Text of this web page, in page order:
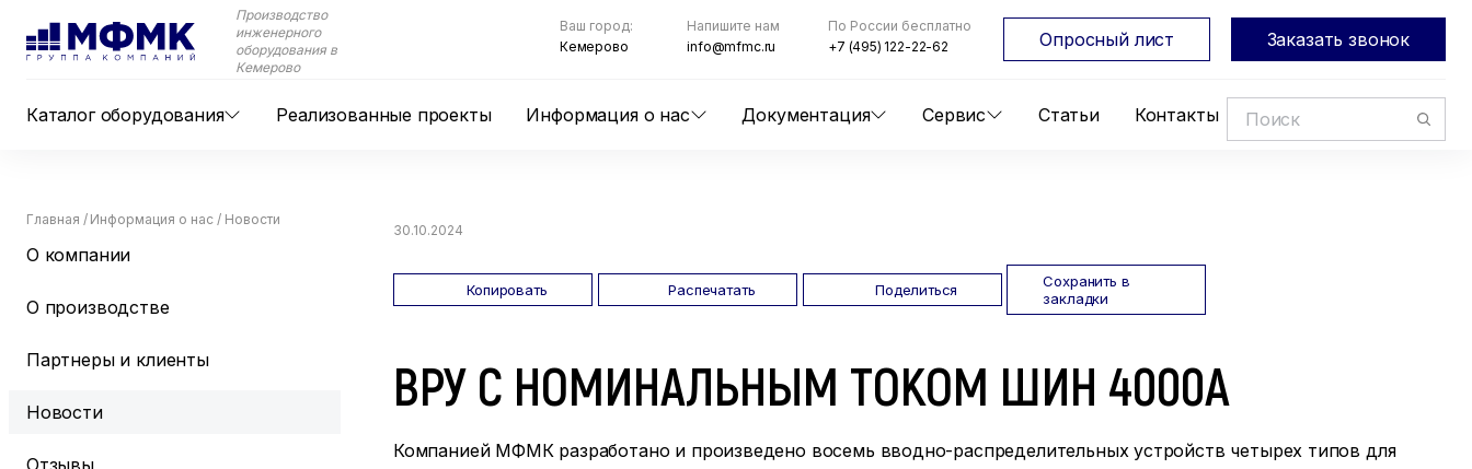
Производство
инженерного
оборудования в
Кемерово
Каталог оборудования Реализованные проекты Информация о нас Документация Сервис Статьи Контакты
Ваш город:
Кемерово
Напишите нам
info@mfmc.ru
По России бесплатно
+7 (495) 122-22-62
Опросный лист Заказать звонок
Главная / Информация о нас / Новости
О компании
О производстве
Партнеры и клиенты
Новости
Отзывы
30.10.2024
Копировать Распечатать Поделиться
Сохранить в
закладки
ВРУ С НОМИНАЛЬНЫМ ТОКОМ ШИН 4000А
Компанией МФМК разработано и произведено восемь вводно-распределительных устройств четырех типов для